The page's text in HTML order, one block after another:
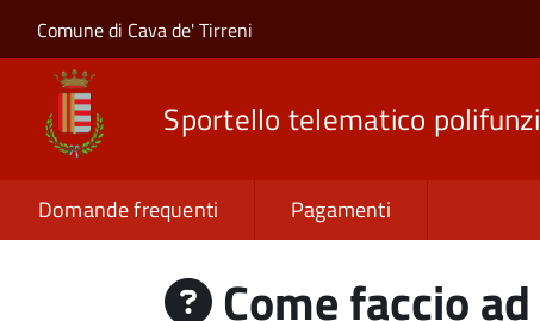
Salta al contenuto principale
Skip to site navigation
Comune di Cava de' Tirreni
Sportello telematico
Domande frequenti Pagamenti
Come faccio